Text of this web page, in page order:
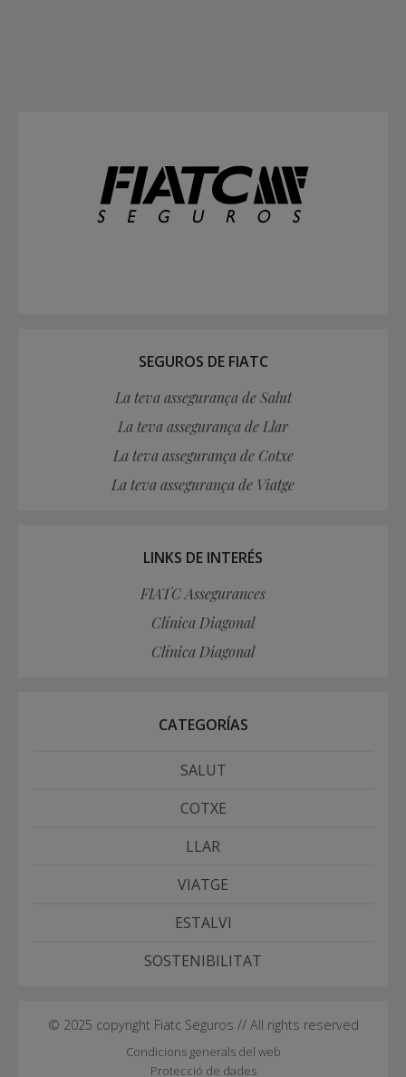
SEGUROS DE FIATC
La teva assegurança de Salut
La teva assegurança de Llar
La teva assegurança de Cotxe
La teva assegurança de Viatge
LINKS DE INTERÉS
FIATC Assegurances
Clínica Diagonal
Clínica Diagonal
CATEGORÍAS
SALUT
COTXE
LLAR
VIATGE
ESTALVI
SOSTENIBILITAT
© 2025 copyright Fiatc Seguros // All rights reserved
Condicions generals del web
Protecció de dades